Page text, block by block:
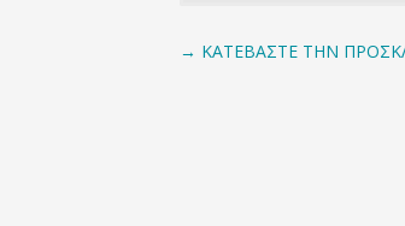
→ ΚΑΤΕΒΑΣΤΕ ΤΗΝ